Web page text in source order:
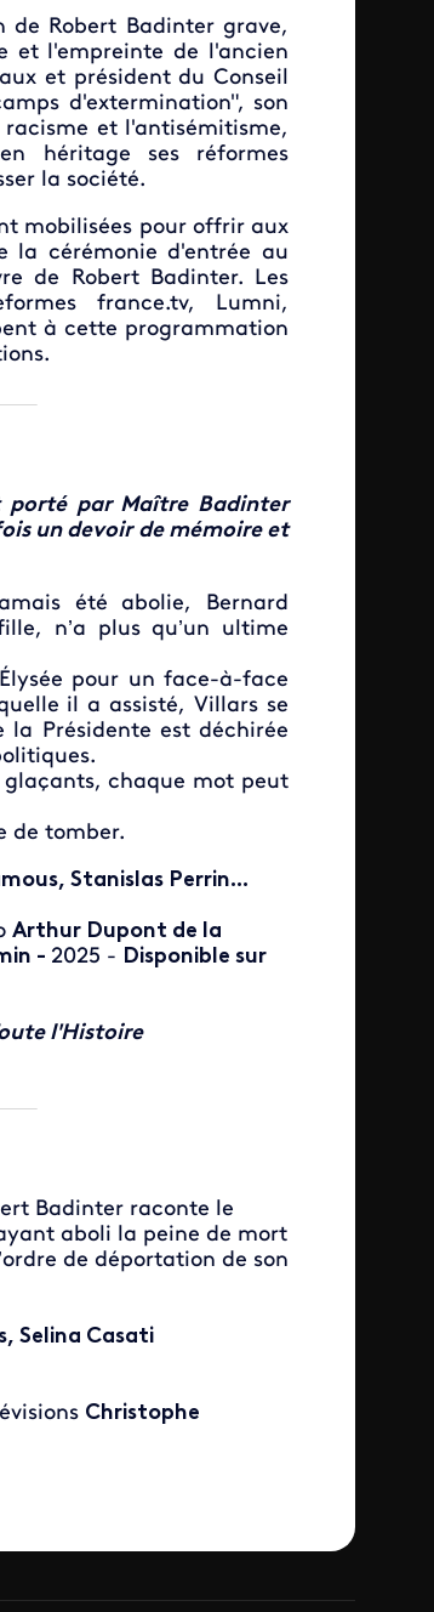
de Robert Badinter grave,
et l'empreinte de l'ancien
et président du Conseil
d'extermination", son
et l'antisémitisme,
héritage ses réformes
la société.
mobilisées pour offrir aux
la cérémonie d'entrée au
de Robert Badinter. Les
france.tv, Lumni,
à cette programmation
porté par Maître Badinter
un devoir de mémoire et
été abolie, Bernard
n’a plus qu’un ultime
pour un face-à-face
il a assisté, Villars se
Présidente est déchirée
glaçants, chaque mot peut
de tomber.
Stanislas Perrin...
Arthur Dupont de la
- 2025 - Disponible sur
l'Histoire
Badinter raconte le
aboli la peine de mort
de déportation de son
Selina Casati
Christophe